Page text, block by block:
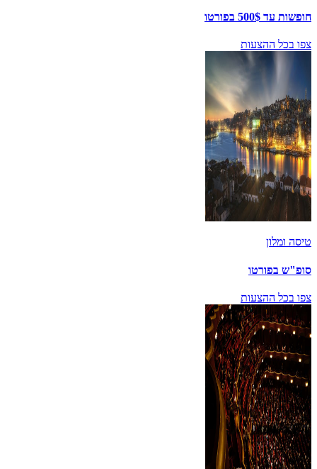
חופשות עד 500$ בפורטו
צפו בכל ההצעות
טיסה ומלון
סופ"ש בפורטו
צפו בכל ההצעות